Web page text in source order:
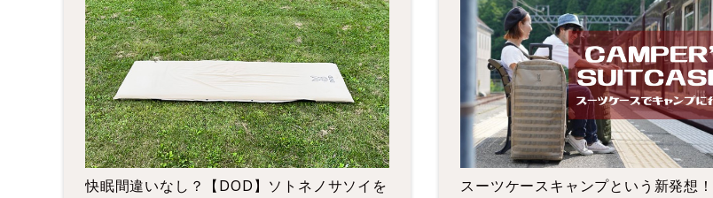
快眠間違いなし？【DOD】ソトネノサソイを
スーツケースキャンプという新発想